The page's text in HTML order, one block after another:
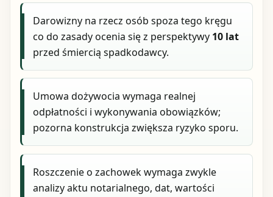
Darowizny na rzecz osób spoza tego kręgu
co do zasady ocenia się z perspektywy 10 lat
przed śmiercią spadkodawcy.
Umowa dożywocia wymaga realnej
odpłatności i wykonywania obowiązków;
pozorna konstrukcja zwiększa ryzyko sporu.
Roszczenie o zachowek wymaga zwykle
analizy aktu notarialnego, dat, wartości